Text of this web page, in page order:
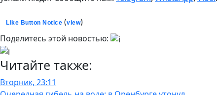
Like Button Notice (view)
Поделитесь этой новостью:
Читайте также:
Вторник, 23:11